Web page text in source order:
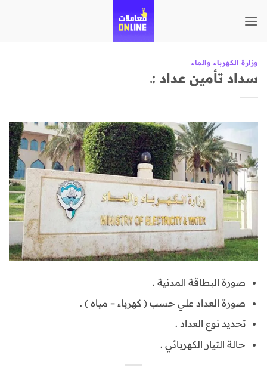
للمحتوى
وزارة الكهرباء والماء
سداد تأمين عداد :ـ
صورة البطاقة المدنية .
صورة العداد علي حسب ( كهرباء – مياه ) .
تحديد نوع العداد .
حالة التيار الكهربائي .